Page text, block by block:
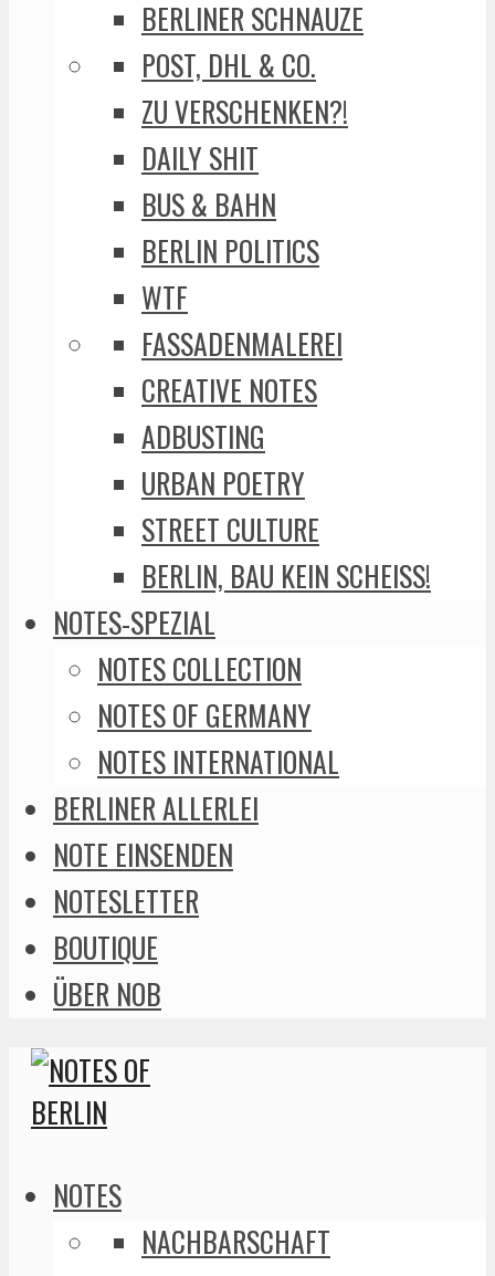
BERLINER SCHNAUZE
POST, DHL & CO.
ZU VERSCHENKEN?!
DAILY SHIT
BUS & BAHN
BERLIN POLITICS
WTF
FASSADENMALEREI
CREATIVE NOTES
ADBUSTING
URBAN POETRY
STREET CULTURE
BERLIN, BAU KEIN SCHEISS!
NOTES-SPEZIAL
NOTES COLLECTION
NOTES OF GERMANY
NOTES INTERNATIONAL
BERLINER ALLERLEI
NOTE EINSENDEN
NOTESLETTER
BOUTIQUE
ÜBER NOB
NOTES
NACHBARSCHAFT